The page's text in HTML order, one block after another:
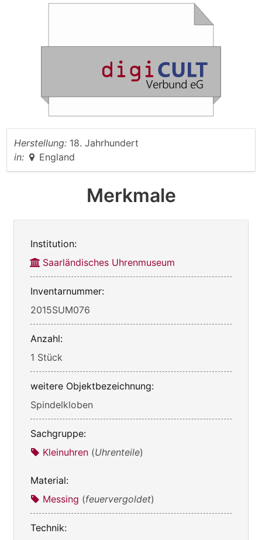
Herstellung: 18. Jahrhundert
in:
England
Merkmale
Institution:
Saarländisches Uhrenmuseum
Inventarnummer:
2015SUM076
Anzahl:
1 Stück
weitere Objektbezeichnung:
Spindelkloben
Sachgruppe:
Kleinuhren (Uhrenteile)
Material:
Messing (feuervergoldet)
Technik: